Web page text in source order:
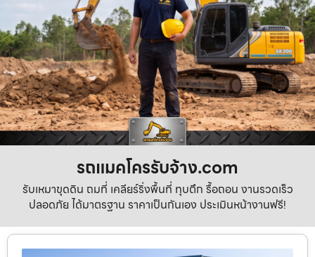
รถแมคโครรับจ้าง.com
รับเหมาขุดดิน ถมที่ เคลียร์ริ่งพื้นที่ ทุบตึก รื้อถอน งานรวดเร็ว
ปลอดภัย ได้มาตรฐาน ราคาเป็นกันเอง ประเมินหน้างานฟรี!